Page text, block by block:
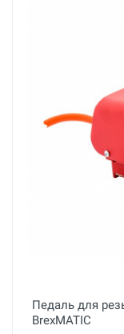
Педаль для
BrexMATIC